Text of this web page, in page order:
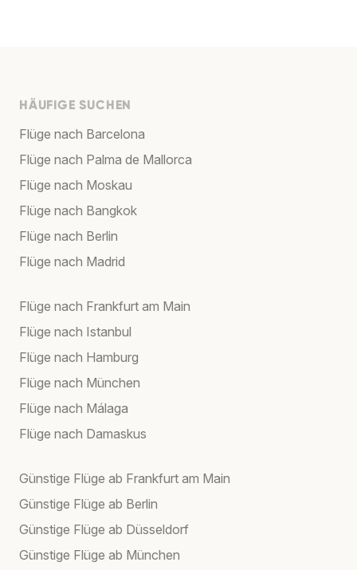
HÄUFIGE SUCHEN
Flüge nach Barcelona
Flüge nach Palma de Mallorca
Flüge nach Moskau
Flüge nach Bangkok
Flüge nach Berlin
Flüge nach Madrid
Flüge nach Frankfurt am Main
Flüge nach Istanbul
Flüge nach Hamburg
Flüge nach München
Flüge nach Málaga
Flüge nach Damaskus
Günstige Flüge ab Frankfurt am Main
Günstige Flüge ab Berlin
Günstige Flüge ab Düsseldorf
Günstige Flüge ab München